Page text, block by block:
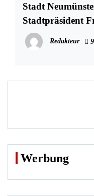
Stadt
Stadtpräsident
Strohdiek
Redakteur
Werbung